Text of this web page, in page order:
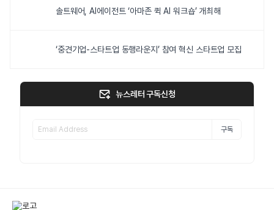
솔트웨어, AI에이전트 ‘아마존 퀵 AI 워크숍’ 개최해
‘중견기업-스타트업 동행라운지’ 참여 혁신 스타트업 모집
뉴스레터 구독신청
구독